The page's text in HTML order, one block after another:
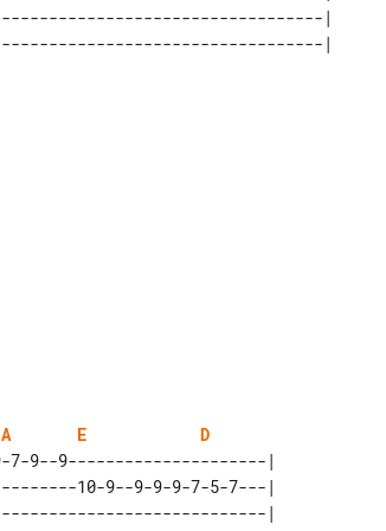
|
A E
D
9-7-9--9---------------------|
10-9--9-9-9-7-5-7---|
|